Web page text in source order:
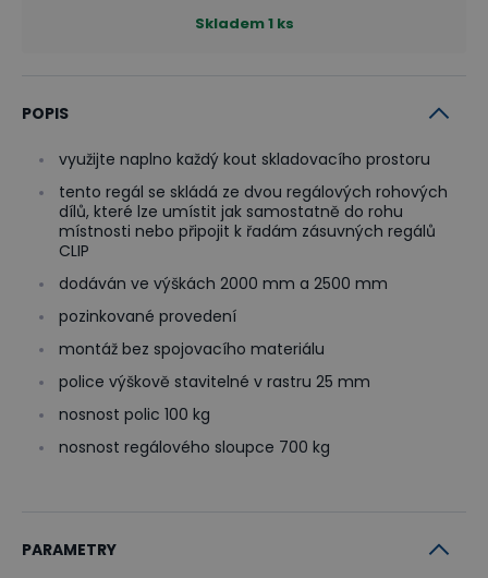
Skladem1 ks
POPIS
využijte naplno každý kout skladovacího prostoru
tento regál se skládá ze dvou regálových rohových
dílů, které lze umístit jak samostatně do rohu
místnosti nebo připojit k řadám zásuvných regálů
CLIP
dodáván ve výškách 2000 mm a 2500 mm
pozinkované provedení
montáž bez spojovacího materiálu
police výškově stavitelné v rastru 25 mm
nosnost polic 100 kg
nosnost regálového sloupce 700 kg
PARAMETRY